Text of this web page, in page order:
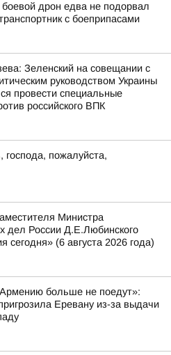
дрон едва не подорвал
с боеприпасами
Зеленский на совещании с
руководством Украины
провести специальные
российского ВПК
господа, пожалуйста,
Министра
дел России Д.Е.Любинского
сегодня» (6 августа 2026 года)
больше не поедут»:
Еревану из-за выдачи